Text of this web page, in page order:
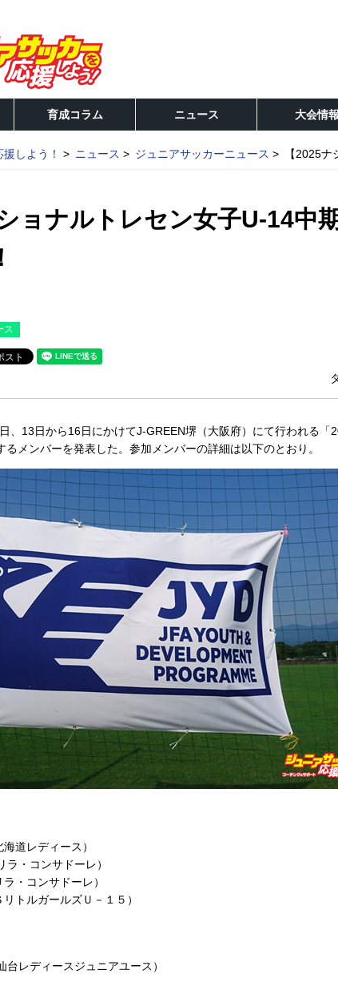
育成コラム ニュース 大会情報
しよう！ ニュース ジュニアサッカーニュース 【2025
ョナルトレセン女子U-14中
ス
、13日から16日にかけてJ-GREEN堺（大阪府）にて行われる「
メンバーを発表した。参加メンバーの詳細は以下のとおり。
道レディース）
・コンサドーレ）
・コンサドーレ）
トルガールズＵ－１５）
レディースジュニアユース）